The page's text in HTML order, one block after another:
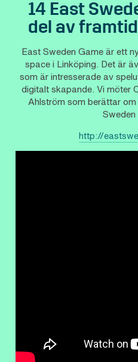
In English
14 East
del av
East Sweden Game är ett
space i Linköping. Det är
som är intresserade av
digitalt skapande. Vi möter
Ahlström som berättar
http://